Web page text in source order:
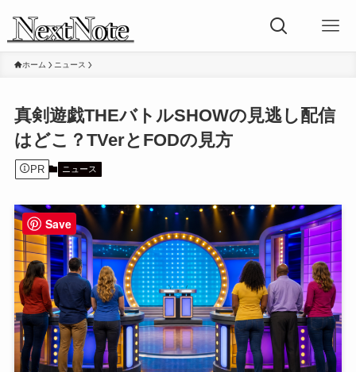
ホーム ニュース
真剣遊戯THEバトルSHOWの見逃し配信
はどこ？TVerとFODの見方
PR ニュース
Save